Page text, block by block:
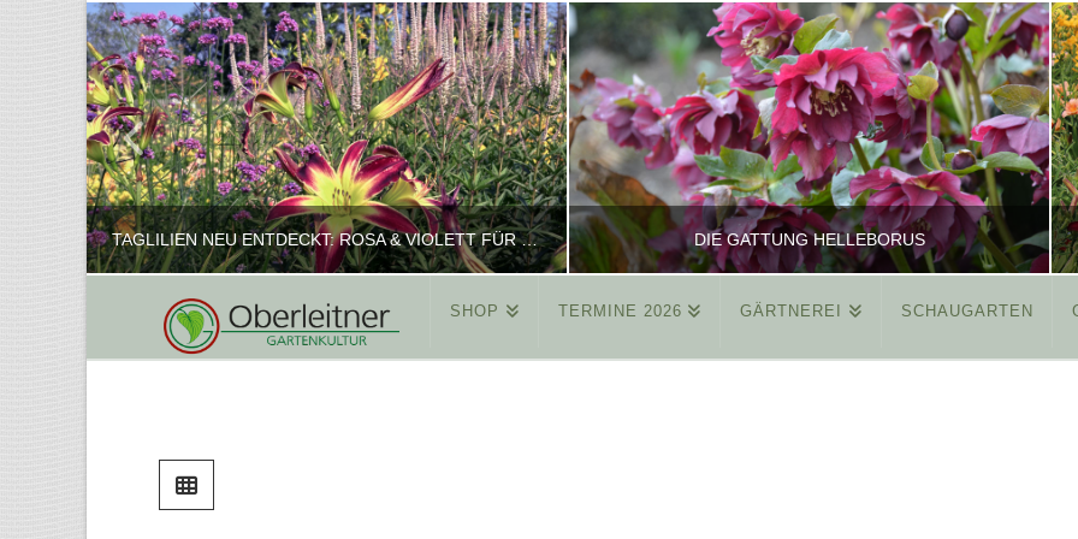
TAGLILIEN NEU ENTDECKT: ROSA & VIOLETT FÜR ROMANTISCHE PFLANZKOMBINATIONEN
REINHARD
DIE GATTUNG HELLEBORUS
REINHARD
SHOP TERMINE 2026 GÄRTNEREI SCHAUGARTEN